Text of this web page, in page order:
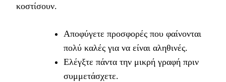
κοστίσουν.
Αποφύγετε προσφορές που φαίνονται
πολύ καλές για να είναι αληθινές.
Ελέγξτε πάντα την μικρή γραφή πριν
συμμετάσχετε.